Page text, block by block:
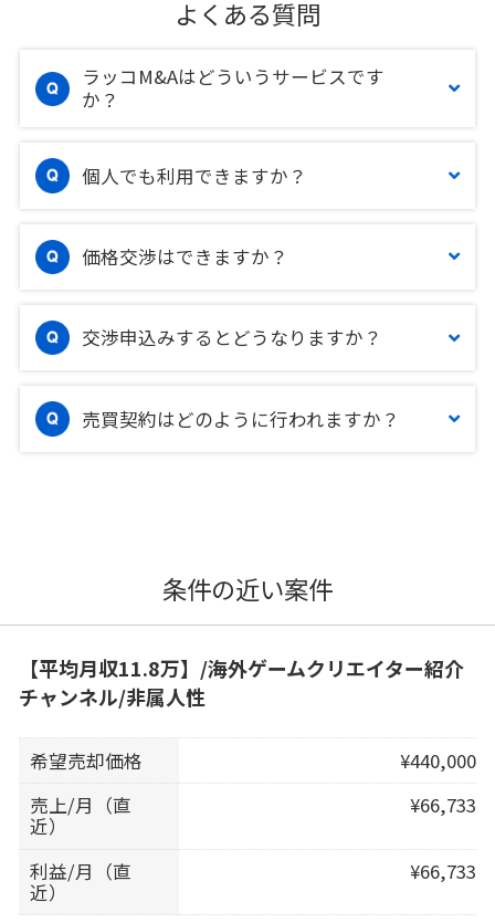
よくある質問
ラッコM&Aはどういうサービスです
か？
個人でも利用できますか？
価格交渉はできますか？
交渉申込みするとどうなりますか？
売買契約はどのように行われますか？
条件の近い案件
【平均月収11.8万】/海外ゲームクリエイター紹介
チャンネル/非属人性
希望売却価格
¥440,000
売上/月（直
近）
¥66,733
利益/月（直
近）
¥66,733